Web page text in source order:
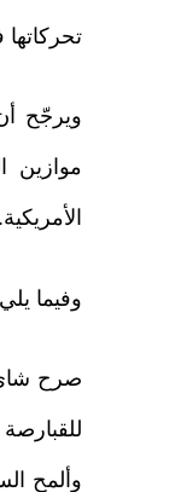
ويرجّح
الأمريكية.
وفيما
صرح شاي
وألمح